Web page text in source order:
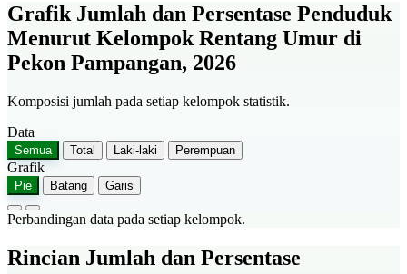
Grafik Jumlah dan Persentase Penduduk
Menurut Kelompok Rentang Umur di
Pekon Pampangan, 2026
Komposisi jumlah pada setiap kelompok statistik.
Data
Semua Total Laki-laki Perempuan
Grafik
Pie Batang Garis
Perbandingan data pada setiap kelompok.
Rincian Jumlah dan Persentase